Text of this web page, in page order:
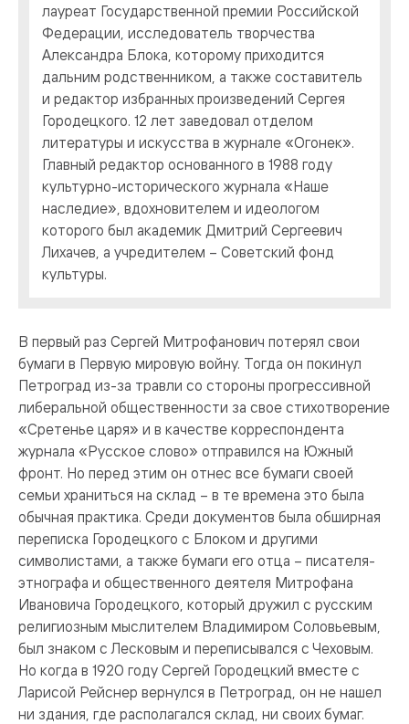
лауреат Государственной премии Российской
Федерации, исследователь творчества
Александра Блока, которому приходится
дальним родственником, а также составитель
и редактор избранных произведений Сергея
Городецкого. 12 лет заведовал отделом
литературы и искусства в журнале «Огонек».
Главный редактор основанного в 1988 году
культурно-исторического журнала «Наше
наследие», вдохновителем и идеологом
которого был академик Дмитрий Сергеевич
Лихачев, а учредителем – Советский фонд
культуры.
В первый раз Сергей Митрофанович потерял свои
бумаги в Первую мировую войну. Тогда он покинул
Петроград из-за травли со стороны прогрессивной
либеральной общественности за свое стихотворение
«Сретенье царя» и в качестве корреспондента
журнала «Русское слово» отправился на Южный
фронт. Но перед этим он отнес все бумаги своей
семьи храниться на склад – в те времена это была
обычная практика. Среди документов была обширная
переписка Городецкого с Блоком и другими
символистами, а также бумаги его отца – писателя-
этнографа и общественного деятеля Митрофана
Ивановича Городецкого, который дружил с русским
религиозным мыслителем Владимиром Соловьевым,
был знаком с Лесковым и переписывался с Чеховым.
Но когда в 1920 году Сергей Городецкий вместе с
Ларисой Рейснер вернулся в Петроград, он не нашел
ни здания, где располагался склад, ни своих бумаг.